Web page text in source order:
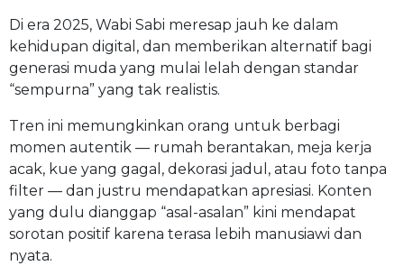
Di era 2025, Wabi Sabi meresap jauh ke dalam
kehidupan digital, dan memberikan alternatif bagi
generasi muda yang mulai lelah dengan standar
“sempurna” yang tak realistis.
Tren ini memungkinkan orang untuk berbagi
momen autentik — rumah berantakan, meja kerja
acak, kue yang gagal, dekorasi jadul, atau foto tanpa
filter — dan justru mendapatkan apresiasi. Konten
yang dulu dianggap “asal-asalan” kini mendapat
sorotan positif karena terasa lebih manusiawi dan
nyata.